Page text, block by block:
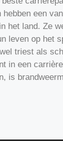
hebben een
het land. Ze
leven op het
triest als
in een
is